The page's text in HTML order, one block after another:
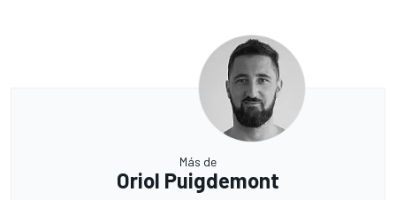
Más de
Oriol Puigdemont